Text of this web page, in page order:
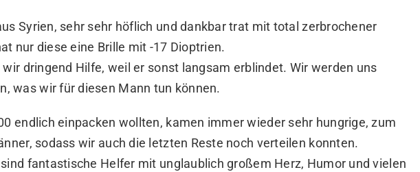
Syrien, sehr sehr höflich und dankbar trat mit total zerbrochener
nur diese eine Brille mit -17 Dioptrien.
dringend Hilfe, weil er sonst langsam erblindet. Wir werden uns
was wir für diesen Mann tun können.
endlich einpacken wollten, kamen immer wieder sehr hungrige, zum
sodass wir auch die letzten Reste noch verteilen konnten.
fantastische Helfer mit unglaublich großem Herz, Humor und vielen